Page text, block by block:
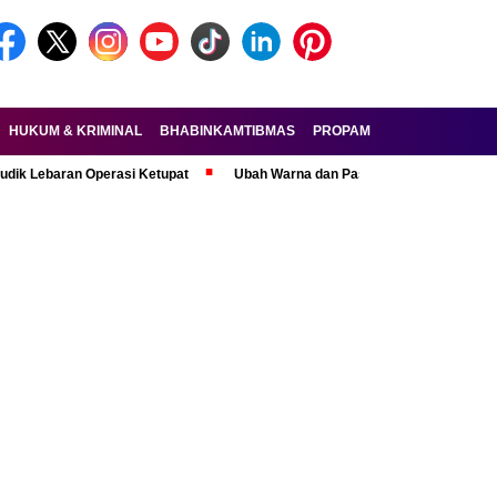
HUKUM & KRIMINAL BHABINKAMTIBMAS PROPAM
Operasi Ketupat Ubah Warna dan Pasang Pelat Palsu, Pelaku